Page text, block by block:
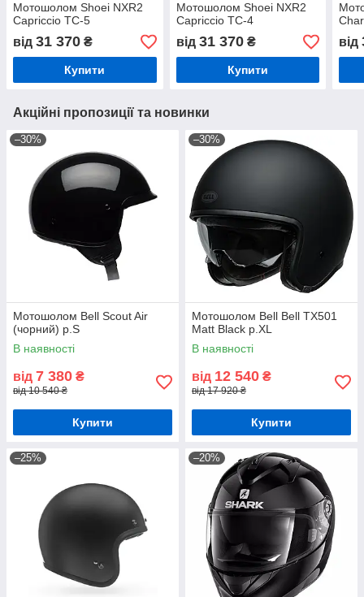
Мотошолом Shoei NXR2
Capriccio TC-5
від 31 370 ₴
Купити
Мотошолом Shoei NXR2
Capriccio TC-4
від 31 370₴
Купити
від
Акційні пропозиції та новинки
–30%
Мотошолом Bell Scout Air
(чорний) р.S
В наявності
від 7 380 ₴
від 10 540 ₴
Купити
–30%
Мотошолом Bell Bell TX501
Matt Black р.XL
В наявності
від 12 540 ₴
від 17 920 ₴
Купити
–25% –20%